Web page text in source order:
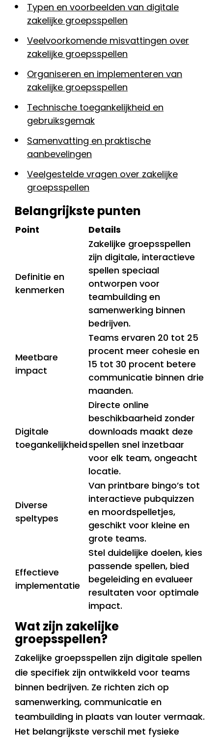
Typen en voorbeelden van digitale
zakelijke groepsspellen
Veelvoorkomende misvattingen over
zakelijke groepsspellen
Organiseren en implementeren van
zakelijke groepsspellen
Technische toegankelijkheid en
gebruiksgemak
Samenvatting en praktische
aanbevelingen
Veelgestelde vragen over zakelijke
groepsspellen
Belangrijkste punten
Point Details
Definitie en
kenmerken
Zakelijke groepsspellen
zijn digitale, interactieve
spellen speciaal
ontworpen voor
teambuilding en
samenwerking binnen
bedrijven.
Meetbare
impact
Teams ervaren 20 tot 25
procent meer cohesie en
15 tot 30 procent betere
communicatie binnen drie
maanden.
Digitale
toegankelijkheid
Directe online
beschikbaarheid zonder
downloads maakt deze
spellen snel inzetbaar
voor elk team, ongeacht
locatie.
Diverse
speltypes
Van printbare bingo’s tot
interactieve pubquizzen
en moordspelletjes,
geschikt voor kleine en
grote teams.
Effectieve
implementatie
Stel duidelijke doelen, kies
passende spellen, bied
begeleiding en evalueer
resultaten voor optimale
impact.
Wat zijn zakelijke
groepsspellen?
Zakelijke groepsspellen zijn digitale spellen
die specifiek zijn ontwikkeld voor teams
binnen bedrijven. Ze richten zich op
samenwerking, communicatie en
teambuilding in plaats van louter vermaak.
Het belangrijkste verschil met fysieke